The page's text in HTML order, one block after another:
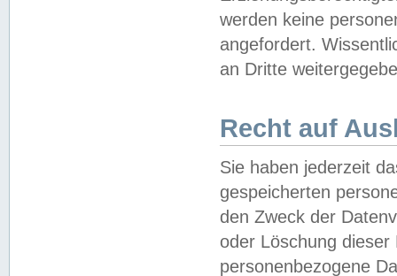
werden keine
angefordert.
an Dritte
Recht auf
Sie haben jederzeit
gespeicherten
den Zweck der
oder Löschung
personenbezogene